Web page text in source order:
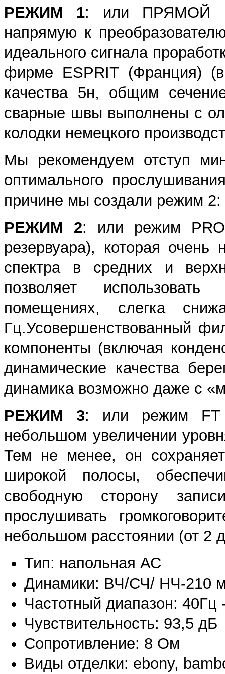
РЕЖИМ 1: или ПРЯМОЙ
напрямую к
идеального сигнала
фирме ESPRIT (Франция) (в
качества 5н, общим
сварные швы выполнены с
колодки немецкого
Мы рекомендуем отступ
оптимального
причине мы создали режим 2:
РЕЖИМ 2: или режим
резервуара), которая
спектра в средних и
позволяет
помещениях, слегка
Гц.Усовершенствованный
компоненты (включая
динамические качества
динамика возможно даже с
РЕЖИМ 3: или режим FT
небольшом увеличении
Тем не менее, он
широкой полосы,
свободную сторону
прослушивать
небольшом расстоянии (от 2
Тип: напольная АС
Динамики: ВЧ/СЧ/ НЧ-210
Частотный диапазон:
Чувствительность: 93,5 дБ
Сопротивление: 8 Ом
Виды отделки: ebony,